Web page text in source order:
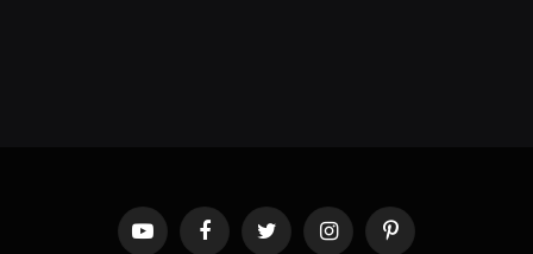
YouTubeFacebookTwitter InstagramPinterest